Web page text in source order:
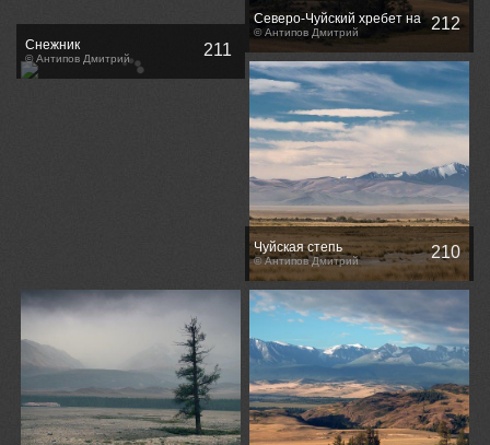
Северо-Чуйский хребет на
рассвете / Sunrise at the
North-Chuya Range
© Антипов Дмитрий 212
Снежник
© Антипов Дмитрий 211
Чуйская степь
© Антипов Дмитрий 210